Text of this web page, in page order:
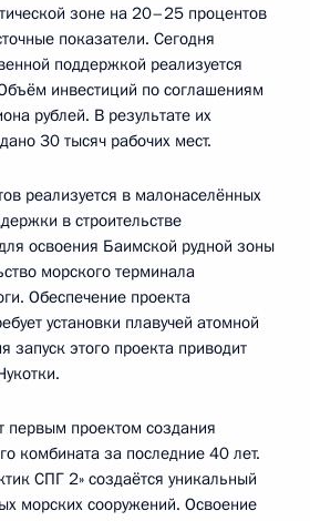
зоне на 20–25 процентов
показатели. Сегодня
поддержкой реализуется
инвестиций по соглашениям
рублей. В результате их
30 тысяч рабочих мест.
реализуется в малонаселённых
в строительстве
освоения Баимской рудной зоны
морского терминала
Обеспечение проекта
установки плавучей атомной
запуск этого проекта приводит
первым проектом создания
комбината за последние 40 лет.
СПГ 2» создаётся уникальный
морских сооружений. Освоение